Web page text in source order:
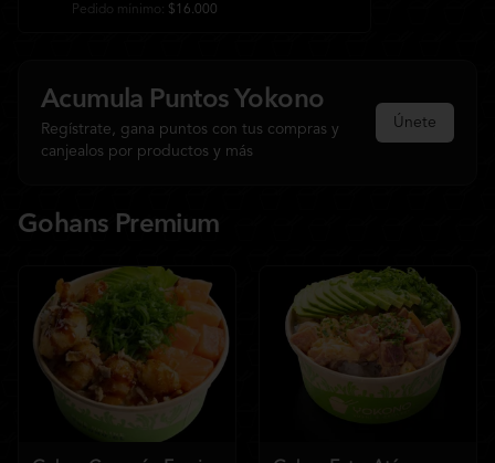
Pedido mínimo: $16.000
Acumula Puntos Yokono
Regístrate, gana puntos con tus compras y
canjealos por productos y más
Únete
Gohans Premium